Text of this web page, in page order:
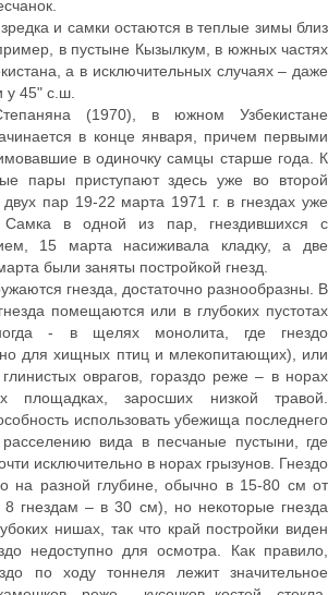
и самки остаются в теплые зимы близ
в пустыне Кызылкум, в южных частях
а в исключительных случаях – даже
у 45" с.ш.
(1970), в южном Узбекистане
в конце января, причем первыми
в одиночку самцы старше года. К
пары приступают здесь уже во второй
пар 19-22 марта 1971 г. в гнездах уже
Самка в одной из пар, гнездившихся с
15 марта насиживала кладку, а две
были заняты постройкой гнезд.
гнезда, достаточно разнообразны. В
помещаются или в глубоких пустотах
- в щелях монолита, где гнездо
для хищных птиц и млекопитающих), или
глинистых оврагов, гораздо реже – в норах
площадках, заросших низкой травой.
использовать убежища последнего
расселению вида в песчаные пустыни, где
исключительно в норах грызунов. Гнездо
на разной глубине, обычно в 15-80 см от
гнездам – в 30 см), но некоторые гнезда
нишах, так что край постройки виден
недоступно для осмотра. Как правило,
по ходу тоннеля лежит значительное